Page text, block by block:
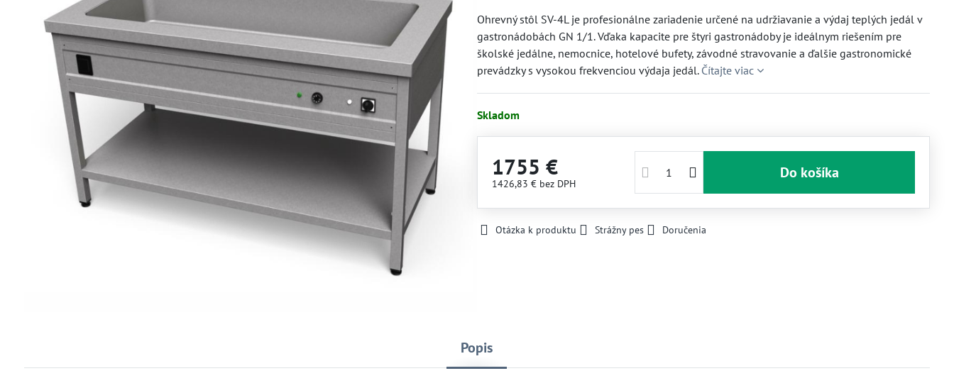
Ohrevný stôl SV-4L je profesionálne zariadenie určené na udržiavanie a výdaj teplých jedál v
gastronádobách GN 1/1. Vďaka kapacite pre štyri gastronádoby je ideálnym riešením pre
školské jedálne, nemocnice, hotelové bufety, závodné stravovanie a ďalšie gastronomické
prevádzky s vysokou frekvenciou výdaja jedál. Čítajte viac
Skladom
1755 €
1426,83 € bez DPH
Do košíka
Otázka k produktu Strážny pes Doručenia
Popis